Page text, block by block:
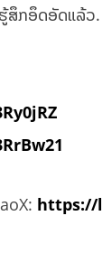
ສຶກອຶດອັດແລ້ວ.
https://